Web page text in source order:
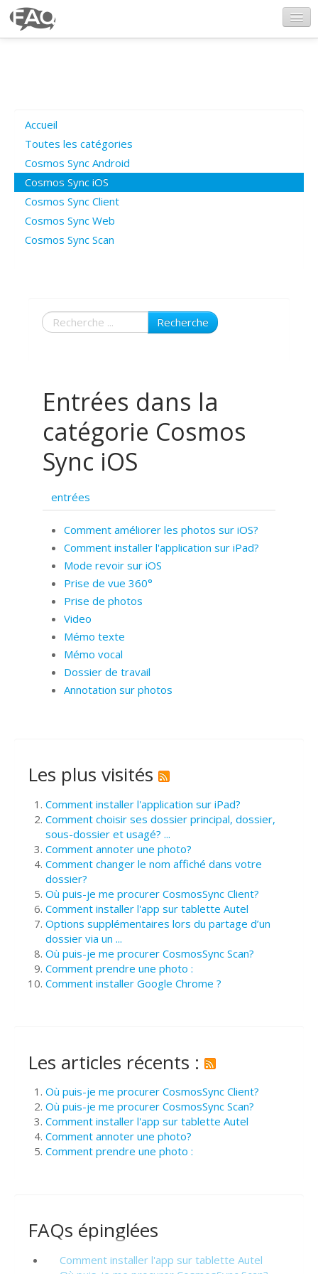
Poser une question
Questions ouvertes
Connexion
Accueil
Toutes les catégories
Cosmos Sync Android
Cosmos Sync iOS
Cosmos Sync Client
Cosmos Sync Web
Cosmos Sync Scan
Recherche
Entrées dans la
catégorie Cosmos
Sync iOS
entrées
Comment améliorer les photos sur iOS?
Comment installer l'application sur iPad?
Mode revoir sur iOS
Prise de vue 360°
Prise de photos
Video
Mémo texte
Mémo vocal
Dossier de travail
Annotation sur photos
Les plus visités
Comment installer l'application sur iPad?
Comment choisir ses dossier principal, dossier,
sous-dossier et usagé? ...
Comment annoter une photo?
Comment changer le nom affiché dans votre
dossier?
Où puis-je me procurer CosmosSync Client?
Comment installer l'app sur tablette Autel
Options supplémentaires lors du partage d’un
dossier via un ...
Où puis-je me procurer CosmosSync Scan?
Comment prendre une photo :
Comment installer Google Chrome ?
Les articles récents :
Où puis-je me procurer CosmosSync Client?
Où puis-je me procurer CosmosSync Scan?
Comment installer l'app sur tablette Autel
Comment annoter une photo?
Comment prendre une photo :
FAQs épinglées
Comment installer l'app sur tablette Autel